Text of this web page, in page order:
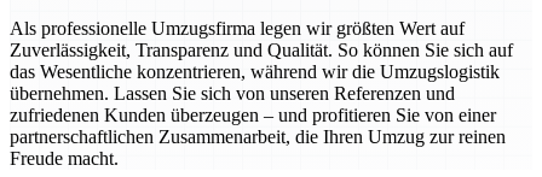
Als professionelle Umzugsfirma legen wir größten Wert auf
Zuverlässigkeit, Transparenz und Qualität. So können Sie sich auf
das Wesentliche konzentrieren, während wir die Umzugslogistik
übernehmen. Lassen Sie sich von unseren Referenzen und
zufriedenen Kunden überzeugen – und profitieren Sie von einer
partnerschaftlichen Zusammenarbeit, die Ihren Umzug zur reinen
Freude macht.